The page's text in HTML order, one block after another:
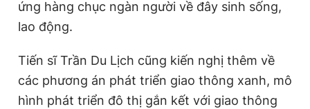
ứng hàng chục ngàn người về đây sinh sống,
lao động.
Tiến sĩ Trần Du Lịch cũng kiến nghị thêm về
các phương án phát triển giao thông xanh, mô
hình phát triển đô thị gắn kết với giao thông